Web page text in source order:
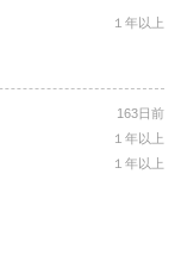
１年以上
163日前
１年以上
１年以上